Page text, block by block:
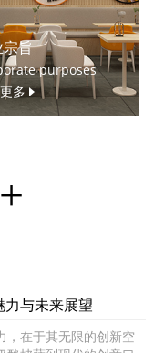
旨
purposes
多
与未来展望
，在于其无限的创新空